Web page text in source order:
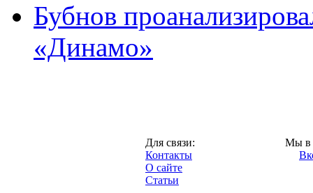
Бубнов
«Динамо»
Для связи:
Контакты
О сайте
Статьи
Мы в